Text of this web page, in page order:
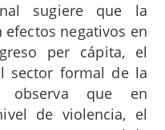
sugiere que la
negativos en
per cápita, el
sector formal de la
observa que en
de violencia, el